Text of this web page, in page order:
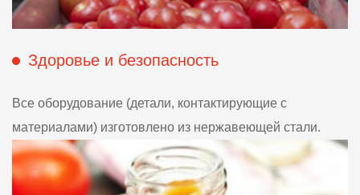
Здоровье и безопасность
Все оборудование (детали, контактирующие с
материалами) изготовлено из нержавеющей стали.